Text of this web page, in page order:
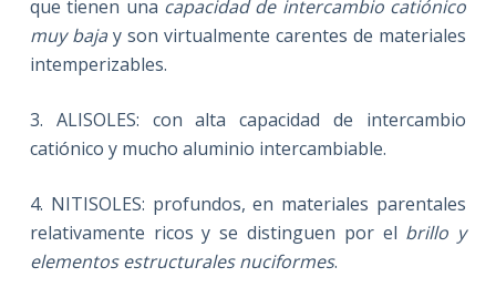
que tienen una capacidad de intercambio catiónico
muy baja y son virtualmente carentes de materiales
intemperizables.
3. ALISOLES: con alta capacidad de intercambio
catiónico y mucho aluminio intercambiable.
4. NITISOLES: profundos, en materiales parentales
relativamente ricos y se distinguen por el brillo y
elementos estructurales nuciformes.